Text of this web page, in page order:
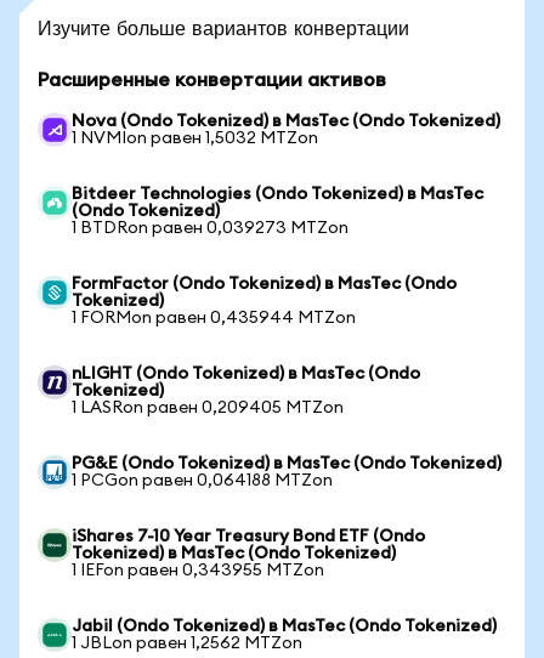
Изучите больше вариантов конвертации
Расширенные конвертации активов
Nova (Ondo Tokenized) в MasTec (Ondo Tokenized)
1 NVMIon равен 1,5032 MTZon
Bitdeer Technologies (Ondo Tokenized) в MasTec
(Ondo Tokenized)
1 BTDRon равен 0,039273 MTZon
FormFactor (Ondo Tokenized) в MasTec (Ondo
Tokenized)
1 FORMon равен 0,435944 MTZon
nLIGHT (Ondo Tokenized) в MasTec (Ondo
Tokenized)
1 LASRon равен 0,209405 MTZon
PG&E (Ondo Tokenized) в MasTec (Ondo Tokenized)
1 PCGon равен 0,064188 MTZon
iShares 7-10 Year Treasury Bond ETF (Ondo
Tokenized) в MasTec (Ondo Tokenized)
1 IEFon равен 0,343955 MTZon
Jabil (Ondo Tokenized) в MasTec (Ondo Tokenized)
1 JBLon равен 1,2562 MTZon